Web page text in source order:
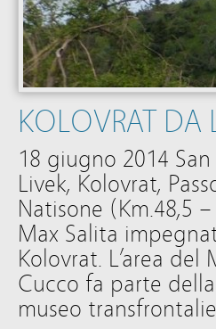
KOLOVRAT DA
18 giugno 2014
Livek, Kolovrat,
Natisone (Km.48,5
Max Salita
Kolovrat. L’area
Cucco fa parte
museo